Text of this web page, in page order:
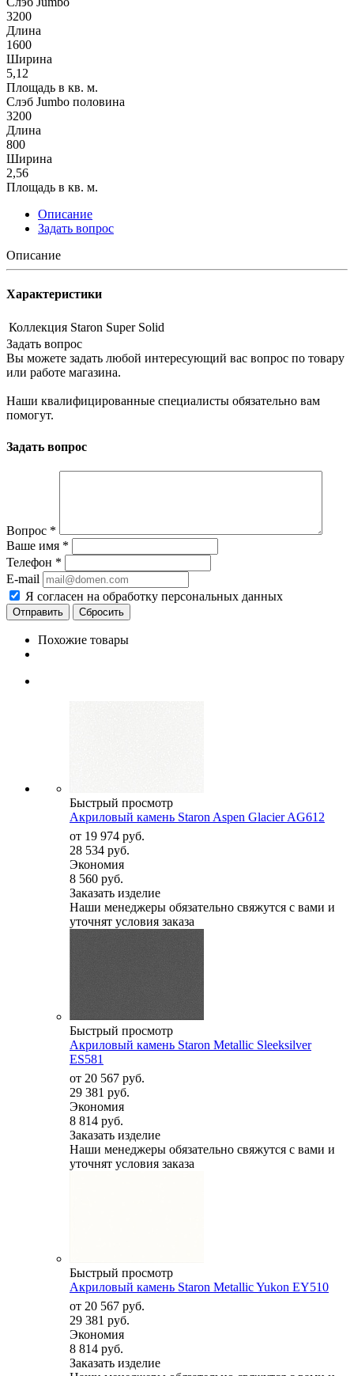
3200
Длина
1600
Ширина
5,12
Площадь в кв. м.
Слэб Jumbo половина
3200
Длина
800
Ширина
2,56
Площадь в кв. м.
Описание
Задать вопрос
Описание
Характеристики
Коллекция Staron Super Solid
Задать вопрос
Вы можете задать любой интересующий вас вопрос по товару
или работе магазина.
Наши квалифицированные специалисты обязательно вам
помогут.
Задать вопрос
Вопрос *
Ваше имя *
Телефон *
E-mail
Я согласен на обработку персональных данных
Сбросить
Похожие товары
Быстрый просмотр
Акриловый камень Staron Aspen Glacier AG612
от 19 974 руб.
28 534 руб.
Экономия
8 560 руб.
Заказать изделие
Наши менеджеры обязательно свяжутся с вами и
уточнят условия заказа
Быстрый просмотр
Акриловый камень Staron Metallic Sleeksilver
ES581
от 20 567 руб.
29 381 руб.
Экономия
8 814 руб.
Заказать изделие
Наши менеджеры обязательно свяжутся с вами и
уточнят условия заказа
Быстрый просмотр
Акриловый камень Staron Metallic Yukon EY510
от 20 567 руб.
29 381 руб.
Экономия
8 814 руб.
Заказать изделие